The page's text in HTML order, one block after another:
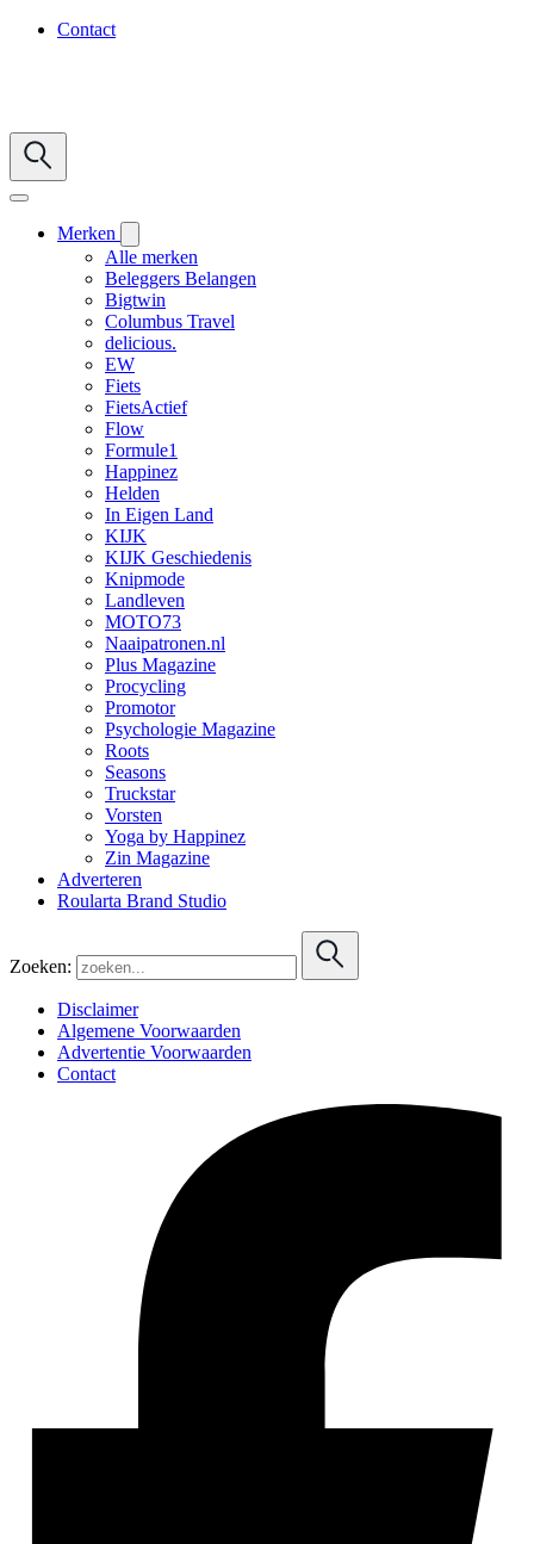
Contact
Merken
Alle merken
Beleggers Belangen
Bigtwin
Columbus Travel
delicious.
EW
Fiets
FietsActief
Flow
Formule1
Happinez
Helden
In Eigen Land
KIJK
KIJK Geschiedenis
Knipmode
Landleven
MOTO73
Naaipatronen.nl
Plus Magazine
Procycling
Promotor
Psychologie Magazine
Roots
Seasons
Truckstar
Vorsten
Yoga by Happinez
Zin Magazine
Adverteren
Roularta Brand Studio
Zoeken:
Disclaimer
Algemene Voorwaarden
Advertentie Voorwaarden
Contact